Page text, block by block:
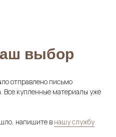
выбор
отправлено письмо
Все купленные материалы уже
напишите в нашу службу